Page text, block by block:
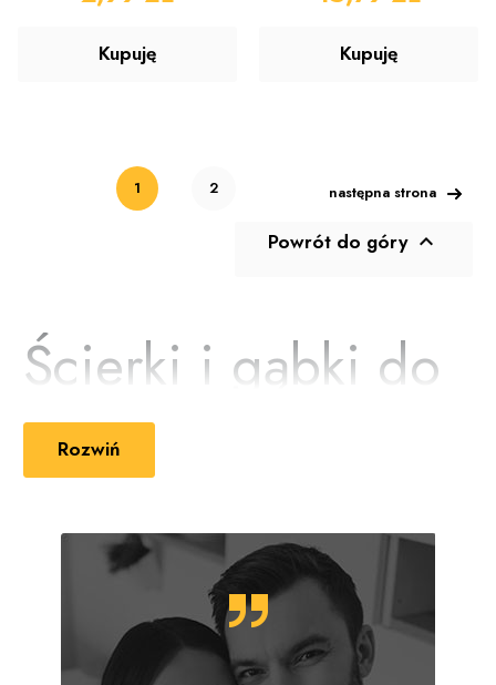
Kupuję Kupuję
1 2 następna strona
Powrót do góry 
Ścierki i gąbki do
sprzątania
W naszej ofercie znajdziesz ścierki z mikrofibry,
uniwersalne, zmywaki oraz gąbki o wysokiej chłonności.
Idealne do mycia naczyń, czyszczenia powierzchni i
usuwania trudnych zabrudzeń.
Rozwiń